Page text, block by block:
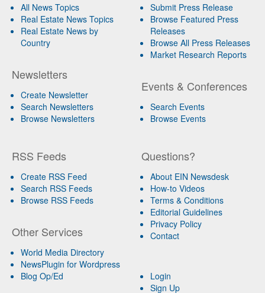
All News Topics
Real Estate News Topics
Real Estate News by
Country
Newsletters
Create Newsletter
Search Newsletters
Browse Newsletters
Submit Press Release
Browse Featured Press
Releases
Browse All Press Releases
Market Research Reports
Events & Conferences
Search Events
Browse Events
RSS Feeds
Create RSS Feed
Search RSS Feeds
Browse RSS Feeds
Other Services
World Media Directory
NewsPlugin for Wordpress
Blog Op/Ed
Questions?
About EIN Newsdesk
How-to Videos
Terms & Conditions
Editorial Guidelines
Privacy Policy
Contact
Login
Sign Up